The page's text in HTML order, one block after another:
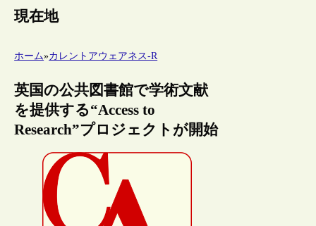
現在地
ホーム»カレントアウェアネス-R
英国の公共図書館で学術文献
を提供する“Access to
Research”プロジェクトが開始